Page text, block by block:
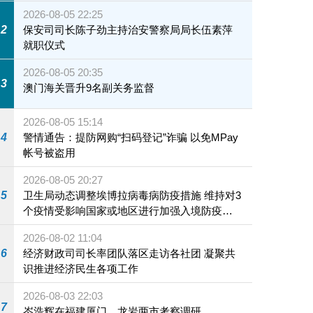
2
2026-08-05 22:25
保安司司长陈子劲主持治安警察局局长伍素萍
就职仪式
3
2026-08-05 20:35
澳门海关晋升9名副关务监督
4
2026-08-05 15:14
警情通告：提防网购“扫码登记”诈骗 以免MPay
帐号被盗用
5
2026-08-05 20:27
卫生局动态调整埃博拉病毒病防疫措施 维持对3
个疫情受影响国家或地区进行加强入境防疫措
施
6
2026-08-02 11:04
经济财政司司长率团队落区走访各社团 凝聚共
识推进经济民生各项工作
7
2026-08-03 22:03